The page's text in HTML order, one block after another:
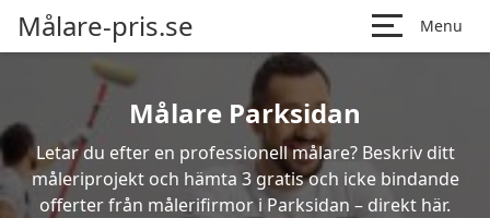
Målare-pris.se Menu
Målare Parksidan
Letar du efter en professionell målare? Beskriv ditt
måleriprojekt och hämta 3 gratis och icke bindande
offerter från målerifirmor i Parksidan – direkt här.